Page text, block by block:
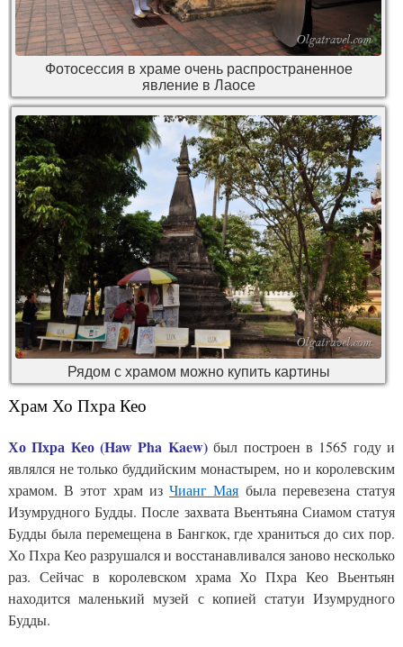
Фотосессия в храме очень распространенное
явление в Лаосе
Рядом с храмом можно купить картины
Храм Хо Пхра Кео
Хо Пхра Кео (Haw Pha Kaew)был построен в 1565 году и
являлся не только буддийским монастырем, но и королевским
храмом. В этот храм изЧианг Мая была перевезена статуя
Изумрудного Будды. После захвата Вьентьяна Сиамом статуя
Будды была перемещена в Бангкок, где храниться до сих пор.
Хо Пхра Кео разрушался и восстанавливался заново несколько
раз. Сейчас в королевском храма Хо Пхра Кео Вьентьян
находится маленький музей с копией статуи Изумрудного
Будды.